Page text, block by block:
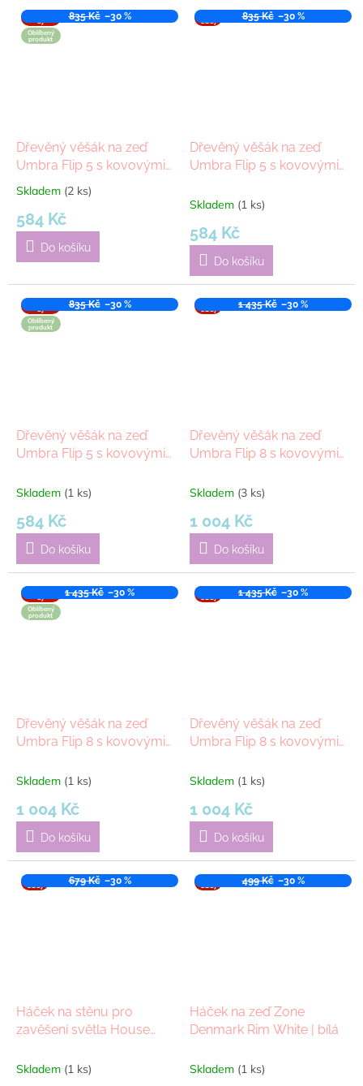
EJ
Oblíbený
produkt
835 Kč –30 %
Dřevěný věšák na zeď
Umbra Flip 5 s kovovými
háčky | bílý
Průměrné
produktu
5,0
5
hvězdiček.
Skladem (2 ks)
584 Kč
Do košíku
ODEJ
835 Kč –30 %
Dřevěný věšák na zeď
Umbra Flip 5 s kovovými
Skladem (1 ks)
584 Kč
Do košíku
Oblíbený
produkt
835 Kč –30 %
Dřevěný věšák na zeď
Umbra Flip 5 s kovovými
Skladem (1 ks)
584 Kč
Do košíku
ODEJ
1 435 Kč –30 %
Dřevěný věšák na zeď
Umbra Flip 8 s kovovými
Skladem (3 ks)
1 004 Kč
Do košíku
Oblíbený
produkt
1 435 Kč –30 %
Dřevěný věšák na zeď
Umbra Flip 8 s kovovými
Skladem (1 ks)
1 004 Kč
Do košíku
ODEJ
1 435 Kč –30 %
Dřevěný věšák na zeď
Umbra Flip 8 s kovovými
Skladem (1 ks)
1 004 Kč
Do košíku
ODEJ
679 Kč –30 %
Háček na stěnu pro
zavěšení světla House
Skladem (1 ks)
ODEJ
499 Kč –30 %
Háček na zeď Zone
Denmark Rim White | bílá
Skladem (1 ks)